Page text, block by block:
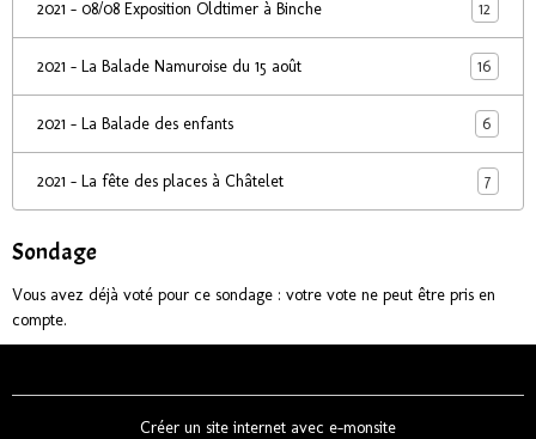
2021 - 08/08 Exposition Oldtimer à Binche 12
2021 - La Balade Namuroise du 15 août 16
2021 - La Balade des enfants 6
2021 - La fête des places à Châtelet 7
Sondage
Vous avez déjà voté pour ce sondage : votre vote ne peut être pris en
compte.
Créer un site internet avec e-monsite